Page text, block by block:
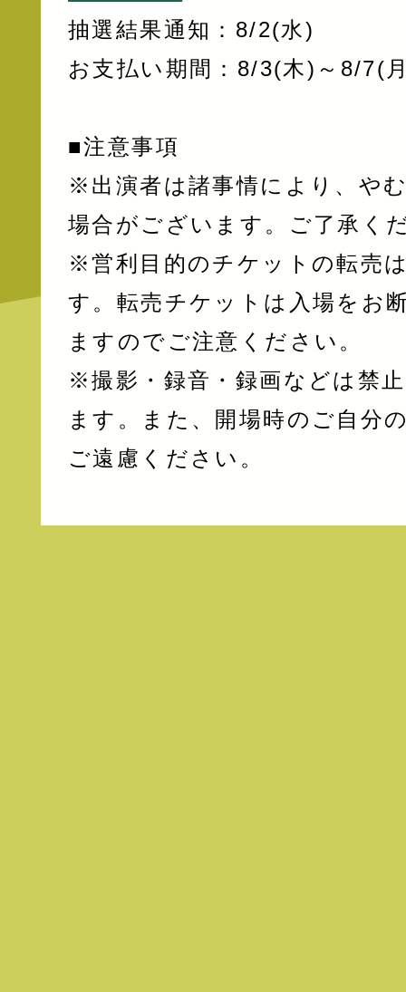
抽選結果通知：8/2(水)
お支払い期間：8/3(木)～8/7(
■注意事項
※出演者は諸事情により、や
場合がございます。ご了承く
※営利目的のチケットの転売
す。転売チケットは入場をお
ますのでご注意ください。
※撮影・録音・録画などは禁
ます。また、開場時のご自分
ご遠慮ください。